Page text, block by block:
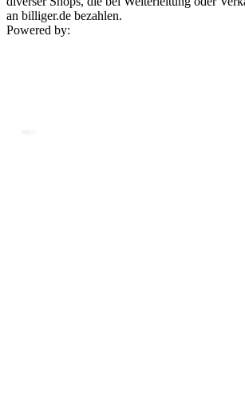
an billiger.de bezahlen.
Powered by: